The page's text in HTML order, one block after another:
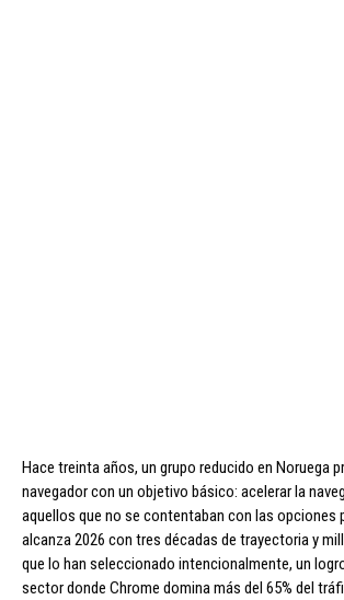
Hace treinta años, un grupo reducido en Noruega
navegador con un objetivo básico: acelerar la
aquellos que no se contentaban con las opciones
alcanza 2026 con tres décadas de trayectoria y
que lo han seleccionado intencionalmente, un
sector donde Chrome domina más del 65% del